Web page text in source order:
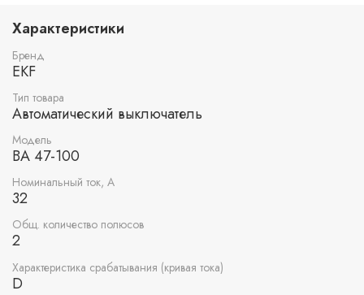
коммерческих установках.
Характеристики
Бренд
EKF
Тип товара
Автоматический выключатель
Модель
ВА 47-100
Номинальный ток, А
32
Общ. количество полюсов
2
Характеристика срабатывания (кривая тока)
D